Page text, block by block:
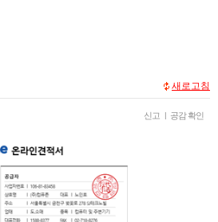
새로고침
신고 | 공감 확인